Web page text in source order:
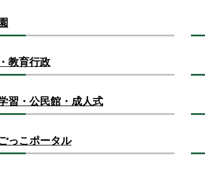
教育行政
習・公民館・成人式
っこポータル